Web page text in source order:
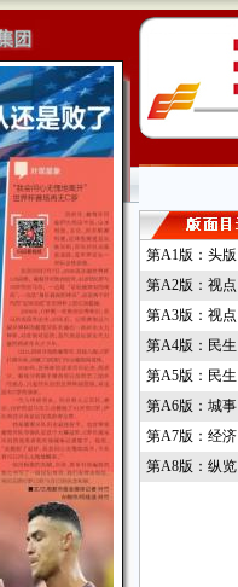
第A1版：头版
第A2版：视点
第A3版：视点
第A4版：民生
第A5版：民生
第A6版：城事
第A7版：经济
第A8版：纵览